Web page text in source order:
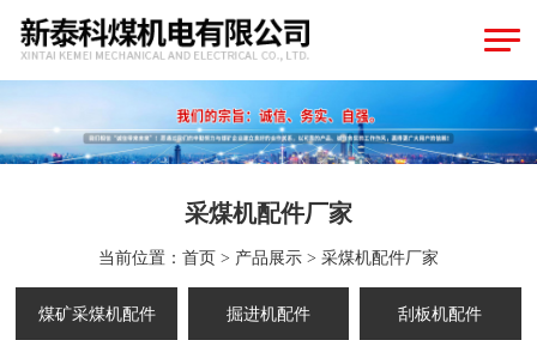
采煤机配件厂家
当前位置： 首页> 产品展示> 采煤机配件厂家
煤矿采煤机配件 掘进机配件 刮板机配件